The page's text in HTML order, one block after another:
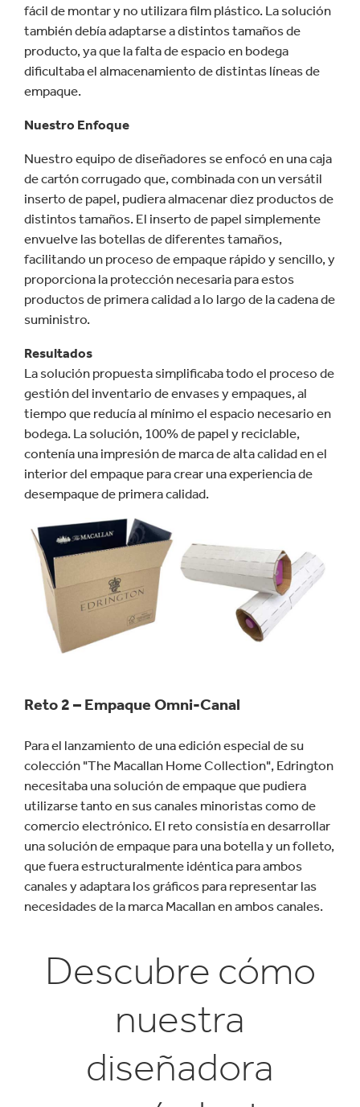
fácil de montar y no utilizara film plástico. La solución
también debía adaptarse a distintos tamaños de
producto, ya que la falta de espacio en bodega
dificultaba el almacenamiento de distintas líneas de
empaque.
Nuestro Enfoque
Nuestro equipo de diseñadores se enfocó en una caja
de cartón corrugado que, combinada con un versátil
inserto de papel, pudiera almacenar diez productos de
distintos tamaños. El inserto de papel simplemente
envuelve las botellas de diferentes tamaños,
facilitando un proceso de empaque rápido y sencillo, y
proporciona la protección necesaria para estos
productos de primera calidad a lo largo de la cadena de
suministro.
Resultados
La solución propuesta simplificaba todo el proceso de
gestión del inventario de envases y empaques, al
tiempo que reducía al mínimo el espacio necesario en
bodega. La solución, 100% de papel y reciclable,
contenía una impresión de marca de alta calidad en el
interior del empaque para crear una experiencia de
desempaque de primera calidad.
Reto 2 – Empaque Omni-Canal
Para el lanzamiento de una edición especial de su
colección "The Macallan Home Collection", Edrington
necesitaba una solución de empaque que pudiera
utilizarse tanto en sus canales minoristas como de
comercio electrónico. El reto consistía en desarrollar
una solución de empaque para una botella y un folleto,
que fuera estructuralmente idéntica para ambos
canales y adaptara los gráficos para representar las
necesidades de la marca Macallan en ambos canales.
Descubre cómo
nuestra
diseñadora